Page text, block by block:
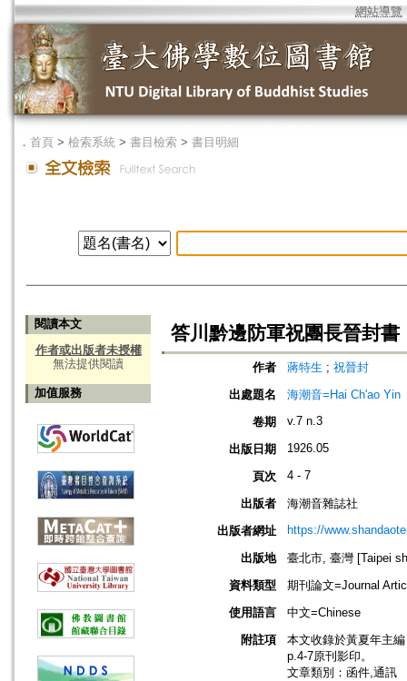
網站導覽
． 首頁 > 檢索系統 > 書目檢索 > 書目明細
閱讀本文
作者或出版者未授權
無法提供閱讀
加值服務
答川黔邊防軍祝團長晉封書
作者 蔣特生 ; 祝晉封
出處題名
海潮音=Hai Ch'ao Yin
卷期
v.7 n.3
出版日期 1926.05
頁次 4 - 7
出版者
海潮音雜誌社
出版者網址
https://
出版地
臺北市, 臺灣 [Taipei
資料類型
期刊論文=Journal
使用語言
中文=Chinese
附註項
本文收錄於黃夏年主
p.4-7原刊影印。
文章類別：函件,通訊